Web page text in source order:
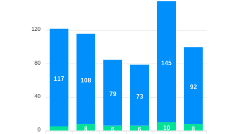
8 6 6 10 8
117
108
79
73
145
92
120
80
40
0